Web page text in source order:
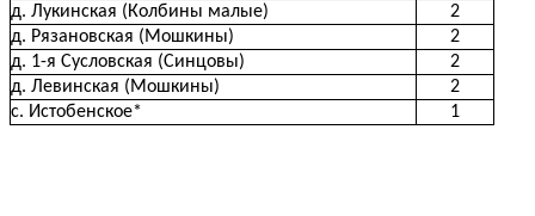
д. Лукинская (Колбины малые)
2
д. Рязановская (Мошкины)
2
д. 1-я Сусловская (Синцовы)
2
д. Левинская (Мошкины)
2
с. Истобенское*
1